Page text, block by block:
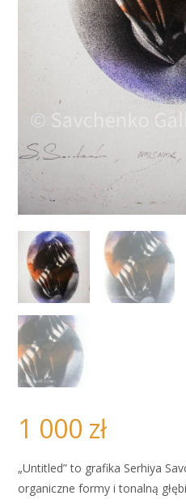
1 000 zł
„Untitled” to grafika Serhiya
organiczne formy i tonalną